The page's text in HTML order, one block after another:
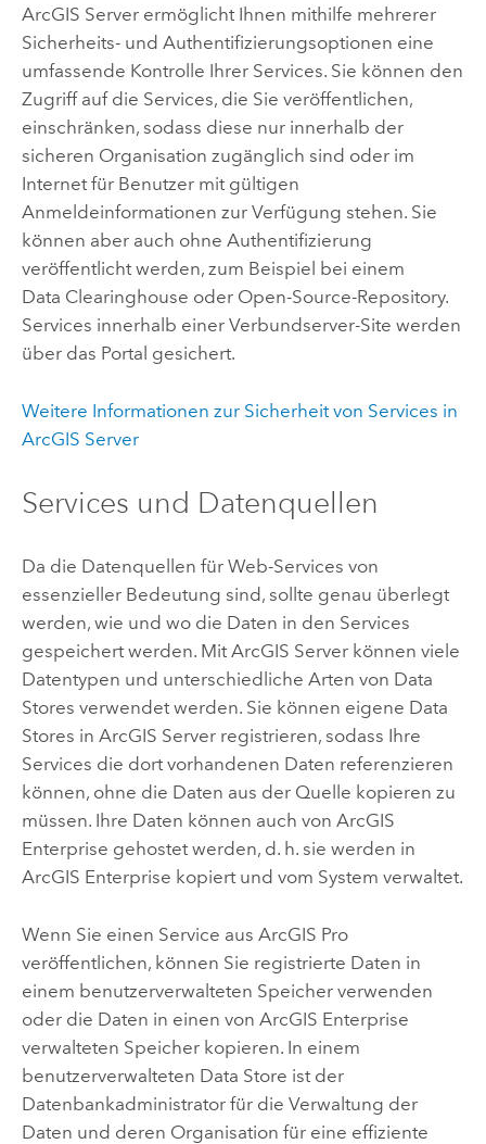
ArcGIS Serverermöglicht Ihnen mithilfe mehrerer
Sicherheits- und Authentifizierungsoptionen eine
umfassende Kontrolle Ihrer Services. Sie können den
Zugriff auf die Services, die Sie veröffentlichen,
einschränken, sodass diese nur innerhalb der
sicheren Organisation zugänglich sind oder im
Internet für Benutzer mit gültigen
Anmeldeinformationen zur Verfügung stehen. Sie
können aber auch ohne Authentifizierung
veröffentlicht werden, zum Beispiel bei einem
Data Clearinghouse oder Open-Source-Repository.
Services innerhalb einer Verbundserver-Site werden
über das Portal gesichert.
Weitere Informationen zur Sicherheit von Services in
ArcGIS Server
Services und Datenquellen
Da die Datenquellen für Web-Services von
essenzieller Bedeutung sind, sollte genau überlegt
werden, wie und wo die Daten in den Services
gespeichert werden. Mit ArcGIS Serverkönnen viele
Datentypen und unterschiedliche Arten von Data
Stores verwendet werden. Sie können eigene Data
Stores in ArcGIS Serverregistrieren, sodass Ihre
Services die dort vorhandenen Daten referenzieren
können, ohne die Daten aus der Quelle kopieren zu
müssen. Ihre Daten können auch von ArcGIS
Enterprise gehostet werden, d. h. sie werden in
ArcGIS Enterprise kopiert und vom System verwaltet.
Wenn Sie einen Service aus ArcGIS Pro
veröffentlichen, können Sie registrierte Daten in
einem benutzerverwalteten Speicher verwenden
oder die Daten in einen von ArcGIS Enterprise
verwalteten Speicher kopieren. In einem
benutzerverwalteten Data Store ist der
Datenbankadministrator für die Verwaltung der
Daten und deren Organisation für eine effiziente